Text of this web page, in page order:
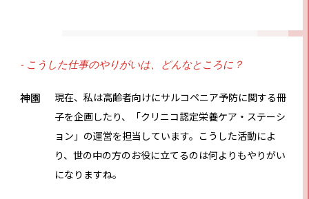
- こうした仕事のやりがいは、どんなところに？
神園
現在、私は高齢者向けにサルコペニア予防に関する冊
子を企画したり、「クリニコ認定栄養ケア・ステーシ
ョン」の運営を担当しています。こうした活動によ
り、世の中の方のお役に立てるのは何よりもやりがい
になりますね。